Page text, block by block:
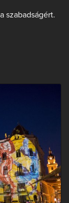
szabadságért.